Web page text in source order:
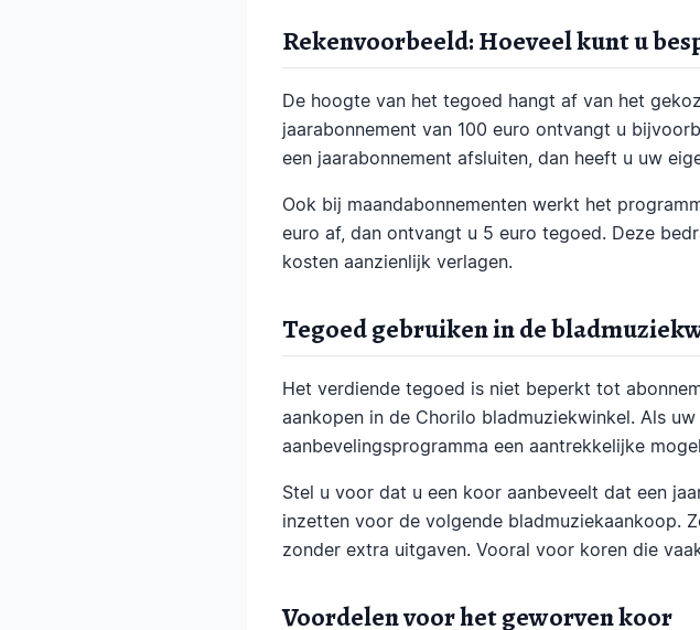
Rekenvoorbeeld: Hoeveel kunt u
De hoogte van het tegoed hangt af van het
jaarabonnement van 100 euro ontvangt u
een jaarabonnement afsluiten, dan heeft u uw
Ook bij maandabonnementen werkt het
euro af, dan ontvangt u 5 euro tegoed. Deze
kosten aanzienlijk verlagen.
Tegoed gebruiken in de
Het verdiende tegoed is niet beperkt tot
aankopen in de Chorilo bladmuziekwinkel. Als
aanbevelingsprogramma een aantrekkelijke
Stel u voor dat u een koor aanbeveelt dat een
inzetten voor de volgende bladmuziekaankoop.
zonder extra uitgaven. Vooral voor koren die
Voordelen voor het geworven koor